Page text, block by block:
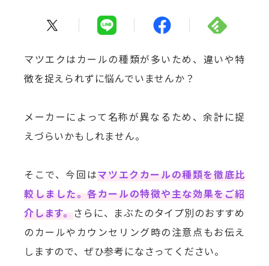
マツエクはカールの種類が多いため、違いや特
徴を捉えられずに悩んでいませんか？
メーカーによって名称が異なるため、余計に捉
えづらいかもしれません。
そこで、今回はマツエクカールの種類を徹底比
較しました。各カールの特徴や主な効果をご紹
介します。 さらに、まぶたのタイプ別のおすすめ
のカールやカウンセリング時の注意点もお伝え
しますので、ぜひ参考になさってください。